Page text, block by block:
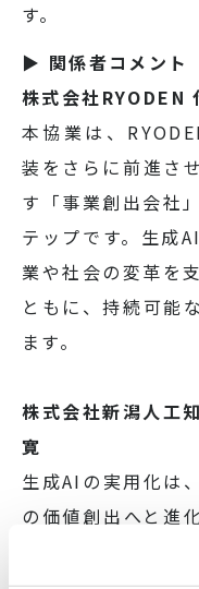
す。
▶ 関係者コメント
株式会社RYODEN
本協業は、
装をさらに前進さ
す「事業創出会社
テップです。生成
業や社会の変革を
ともに、持続可能
ます。
株式会社新潟人工
寛
生成AIの実用化は
の価値創出へと進
じて、これまで培